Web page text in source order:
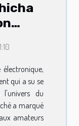
qui a su se
du
a marqué
amateurs